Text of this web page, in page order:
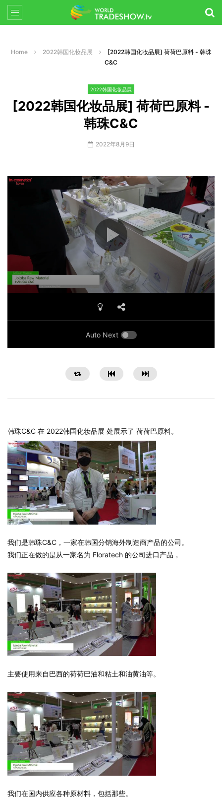
Home 2022韩国化妆品展
[2022韩国化妆品展] 荷荷巴原料 - 韩珠
C&C
2022韩国化妆品展
[2022韩国化妆品展] 荷荷巴原料 -
韩珠C&C
2022年8月9日
Auto Next
韩珠C&C 在 2022韩国化妆品展 处展示了 荷荷巴原料。
我们是韩珠C&C，一家在韩国分销海外制造商产品的公司。
我们正在做的是从一家名为 Floratech 的公司进口产品，
主要使用来自巴西的荷荷巴油和粘土和油黄油等。
我们在国内供应各种原材料，包括那些。